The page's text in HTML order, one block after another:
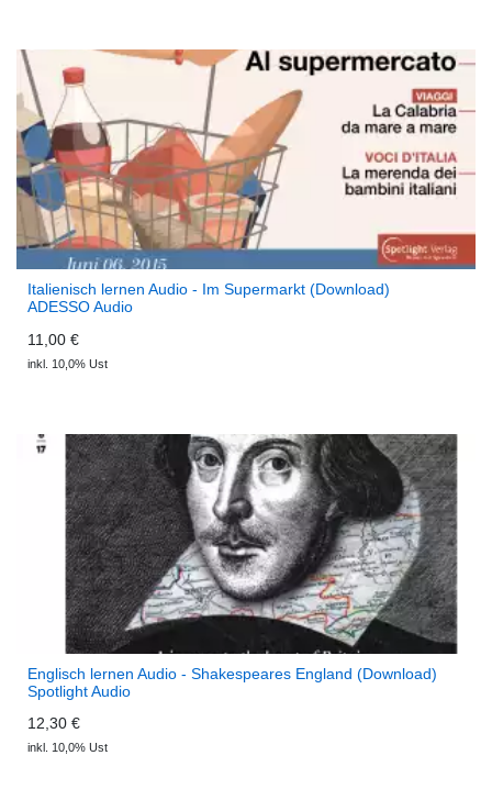
Italienisch lernen Audio - Im Supermarkt (Download)
ADESSO Audio
11,00 €
inkl. 10,0% Ust
Englisch lernen Audio - Shakespeares England (Download)
Spotlight Audio
12,30 €
inkl. 10,0% Ust